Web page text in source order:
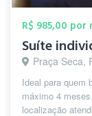
R$ 985,00 por
Suíte
Praça Seca,
Ideal para quem
máximo 4
localização